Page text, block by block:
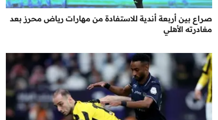
صراع بين أربعة أندية للاستفادة من مهارات رياض محرز بعد
مغادرته الأهلي